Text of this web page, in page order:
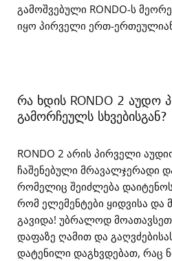
გამოშვებული RONDO-ს
იყო პირველი ერთ-
რა ხდის RONDO 2 აუდო
გამორჩეულს სხვებისგან?
RONDO 2 არის პირველი
ჩაშენებული მრავალჯერადი
რომელიც შეიძლება დაიტენოს
რომ ელემენტები ყიდვისა და
გავიდა! უბრალოდ მოათავსეთ
დაფაზე ღამით და
დატენილი დაგხვდებათ, რაც